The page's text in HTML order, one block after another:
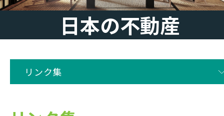
日本の不動産
リンク集